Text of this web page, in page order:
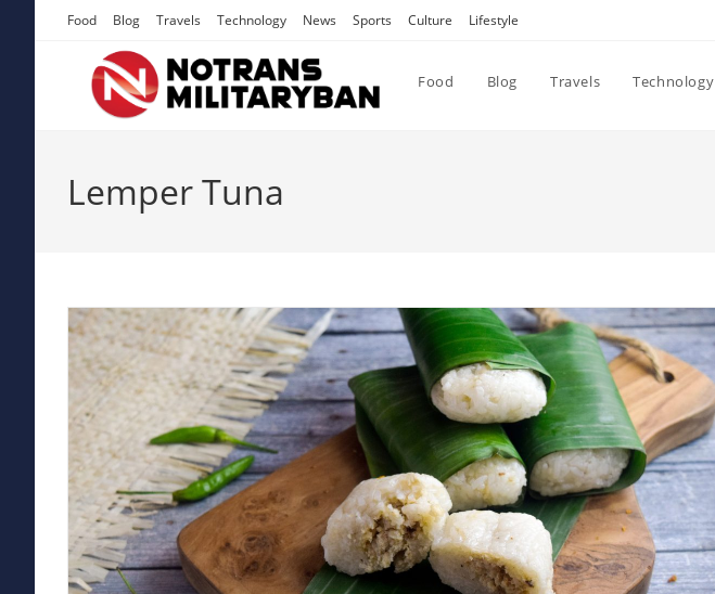
Food Blog Travels Technology News Sports Culture Lifestyle
Food Blog Travels Technology
Lemper Tuna